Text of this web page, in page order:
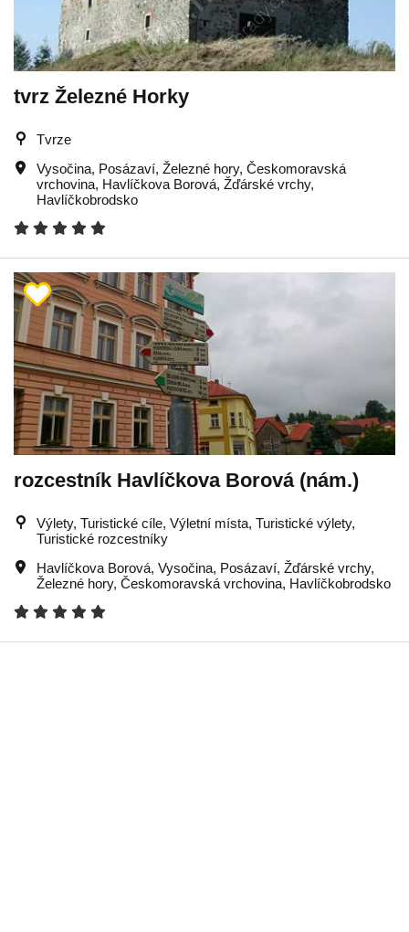
tvrz Železné Horky
Tvrze
Vysočina, Posázaví, Železné hory, Českomoravská
vrchovina, Havlíčkova Borová, Žďárské vrchy,
Havlíčkobrodsko
rozcestník Havlíčkova Borová (nám.)
Výlety, Turistické cíle, Výletní místa, Turistické výlety,
Turistické rozcestníky
Havlíčkova Borová, Vysočina, Posázaví, Žďárské vrchy,
Železné hory, Českomoravská vrchovina, Havlíčkobrodsko